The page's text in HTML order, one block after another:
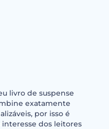
livro de suspense
exatamente
por isso é
dos leitores